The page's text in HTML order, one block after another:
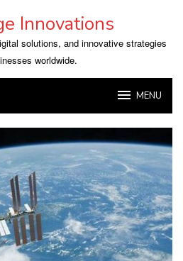
Innovations
solutions, and innovative strategies
worldwide.
MENU